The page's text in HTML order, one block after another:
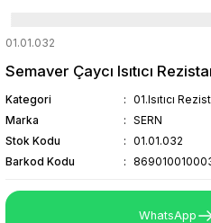
01.01.032
Semaver Çaycı Isıtıcı
Kategori
01.Isıtıcı
Marka
SERN
Stok Kodu
01.01.032
Barkod Kodu
WhatsApp